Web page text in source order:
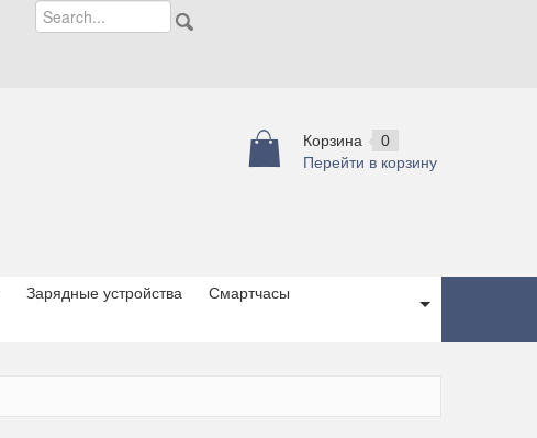
Корзина
0
Перейти в корзину
Зарядные устройства
Смартчасы